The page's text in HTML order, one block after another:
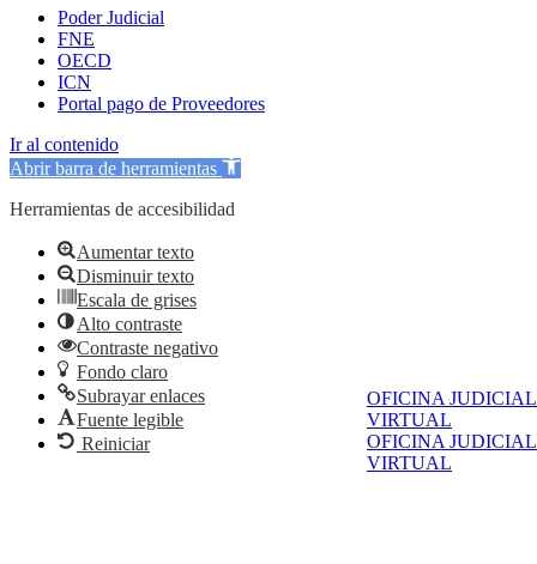
OFICINA JUDICIAL
VIRTUAL
OFICINA JUDICIAL
VIRTUAL
Poder Judicial
FNE
OECD
ICN
Portal pago de Proveedores
Ir al contenido
Abrir barra de herramientas
Herramientas de accesibilidad
Aumentar texto
Disminuir texto
Escala de grises
Alto contraste
Contraste negativo
Fondo claro
Subrayar enlaces
Fuente legible
Reiniciar